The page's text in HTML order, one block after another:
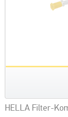
HELLA Filter-